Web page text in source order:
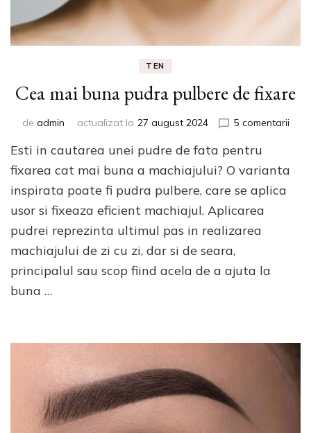
TEN
Cea mai buna pudra pulbere de fixare
de admin actualizat la 27 august 2024 5 comentariila
buna
Esti in cautarea unei pudre de fata pentru
fixarea cat mai buna a machiajului? O varianta
inspirata poate fi pudra pulbere, care se aplica
usor si fixeaza eficient machiajul. Aplicarea
pudrei reprezinta ultimul pas in realizarea
machiajului de zi cu zi, dar si de seara,
principalul sau scop fiind acela de a ajuta la
buna …